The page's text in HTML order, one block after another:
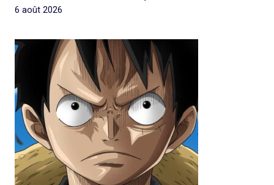
6 août 2026